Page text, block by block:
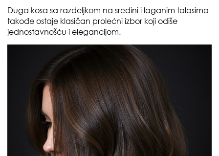
Duga kosa sa razdeljkom na sredini i laganim talasima
takođe ostaje klasičan prolećni izbor koji odiše
jednostavnošću i elegancijom.